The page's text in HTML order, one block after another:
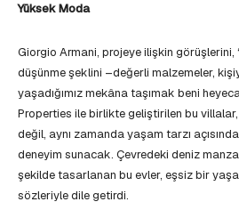
Yüksek Moda
Giorgio Armani, projeye ilişkin görüşlerini,
düşünme şeklini –değerli malzemeler,
yaşadığımız mekâna taşımak beni
Properties ile birlikte geliştirilen bu
değil, aynı zamanda yaşam tarzı
deneyim sunacak. Çevredeki deniz
şekilde tasarlanan bu evler, eşsiz bir
sözleriyle dile getirdi.